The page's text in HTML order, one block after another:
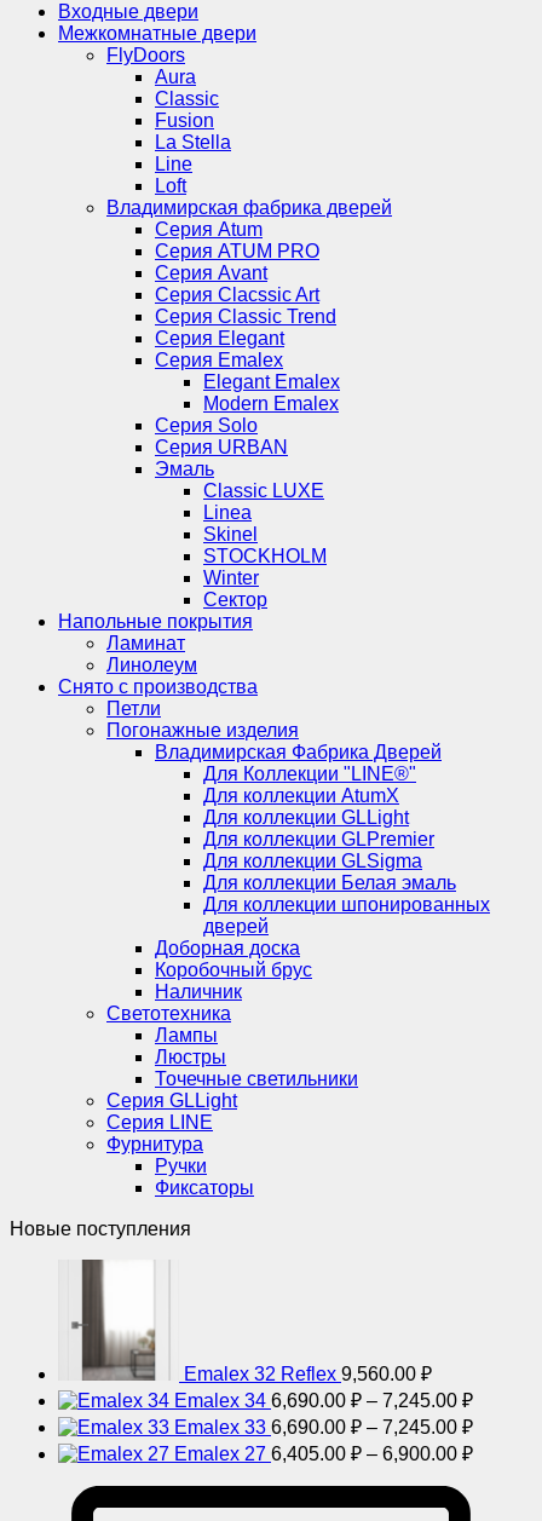
Входные двери
Межкомнатные двери
FlyDoors
Aura
Classic
Fusion
La Stella
Line
Loft
Владимирская фабрика дверей
Серия Atum
Серия ATUM PRO
Серия Avant
Серия Clacssic Art
Серия Classic Trend
Серия Elegant
Серия Emalex
Elegant Emalex
Modern Emalex
Серия Solo
Серия URBAN
Эмаль
Classic LUXE
Linea
Skinel
STOCKHOLM
Winter
Сектор
Напольные покрытия
Ламинат
Линолеум
Снято с производства
Петли
Погонажные изделия
Владимирская Фабрика Дверей
Для Коллекции "LINE®"
Для коллекции AtumX
Для коллекции GLLight
Для коллекции GLPremier
Для коллекции GLSigma
Для коллекции Белая эмаль
Для коллекции шпонированных
дверей
Доборная доска
Коробочный брус
Наличник
Светотехника
Лампы
Люстры
Точечные светильники
Серия GLLight
Серия LINE
Фурнитура
Ручки
Фиксаторы
Новые поступления
Emalex 32 Reflex 9,560.00 ₽
Emalex 34 6,690.00 ₽ – 7,245.00 ₽
цен:
Emalex 33 6,690.00 ₽ – 7,245.00 ₽
цен:
Emalex 27 6,405.00 ₽ – 6,900.00 ₽